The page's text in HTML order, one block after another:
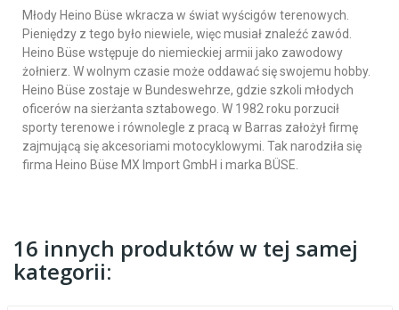
Młody Heino Büse wkracza w świat wyścigów terenowych.
Pieniędzy z tego było niewiele, więc musiał znaleźć zawód.
Heino Büse wstępuje do niemieckiej armii jako zawodowy
żołnierz. W wolnym czasie może oddawać się swojemu hobby.
Heino Büse zostaje w Bundeswehrze, gdzie szkoli młodych
oficerów na sierżanta sztabowego. W 1982 roku porzucił
sporty terenowe i równolegle z pracą w Barras założył firmę
zajmującą się akcesoriami motocyklowymi. Tak narodziła się
firma Heino Büse MX Import GmbH i marka BÜSE.
16 innych produktów w tej samej
kategorii: